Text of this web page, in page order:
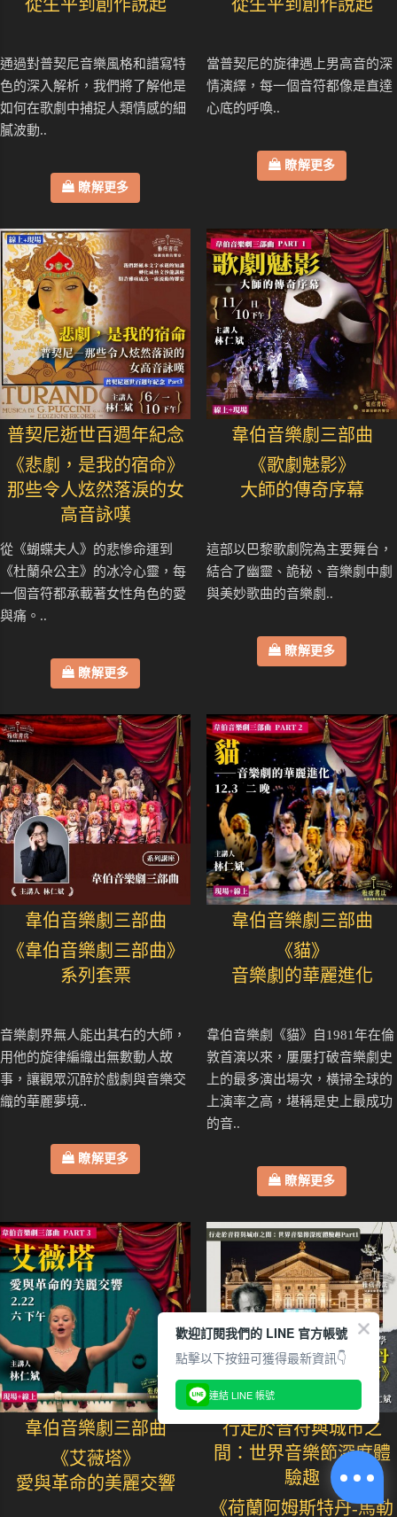
從生平到創作說起
通過對普契尼音樂風格和譜寫特
色的深入解析，我們將了解他是
如何在歌劇中捕捉人類情感的細
膩波動..
瞭解更多
從生平到創作說起
當普契尼的旋律遇上男高音的深
情演繹，每一個音符都像是直達
心底的呼喚..
瞭解更多
普契尼逝世百週年紀念
《悲劇，是我的宿命》
那些令人炫然落淚的女
高音詠嘆
從《蝴蝶夫人》的悲慘命運到
《杜蘭朵公主》的冰冷心靈，每
一個音符都承載著女性角色的愛
與痛。..
瞭解更多
韋伯音樂劇三部曲
《歌劇魅影》
大師的傳奇序幕
這部以巴黎歌劇院為主要舞台，
結合了幽靈、詭秘、音樂劇中劇
與美妙歌曲的音樂劇..
瞭解更多
韋伯音樂劇三部曲
《韋伯音樂劇三部曲》
系列套票
音樂劇界無人能出其右的大師，
用他的旋律編織出無數動人故
事，讓觀眾沉醉於戲劇與音樂交
織的華麗夢境..
瞭解更多
韋伯音樂劇三部曲
《貓》
音樂劇的華麗進化
韋伯音樂劇《貓》自1981年在倫
敦首演以來，屢屢打破音樂劇史
上的最多演出場次，橫掃全球的
上演率之高，堪稱是史上最成功
的音..
瞭解更多
韋伯音樂劇三部曲
《艾薇塔》
愛與革命的美麗交響
行走於音符與城市之
間：世界音樂節深度體
驗趣
《荷蘭阿姆斯特丹-馬勒
歡迎訂閱我們的 LINE 官方帳號
點擊以下按鈕可獲得最新資訊👇
連結 LINE 帳號